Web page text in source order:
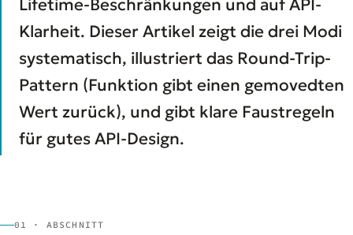
Lifetime-Beschränkungen und auf API-
Klarheit. Dieser Artikel zeigt die drei Modi
systematisch, illustriert das Round-Trip-
Pattern (Funktion gibt einen gemovedten
Wert zurück), und gibt klare Faustregeln
für gutes API-Design.
01 · ABSCHNITT